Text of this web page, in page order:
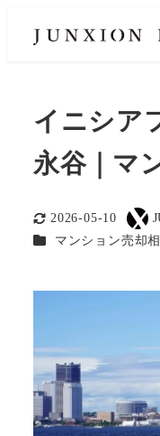
イニシア
永谷｜マ
更新日
2026-05-10
著
者
カテゴリー
マンション売却